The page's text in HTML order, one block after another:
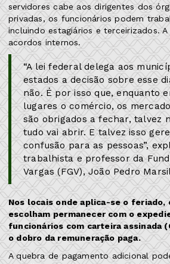
servidores cabe aos dirigentes dos
privadas, os funcionários podem
incluindo estagiários e terceirizados.
acordos internos.
“A lei federal delega aos
estados a decisão sobre esse
não. É por isso que, enquanto
lugares o comércio, os
são obrigados a fechar, talvez
tudo vai abrir. E talvez isso
confusão para as pessoas”,
trabalhista e professor da
Vargas (FGV), João Pedro
Nos locais onde aplica-se o feriado,
escolham permanecer com o
funcionários com carteira assinada
o dobro da remuneração paga.
A quebra de pagamento adicional